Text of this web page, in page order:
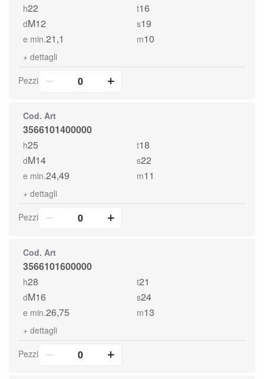
h22 t16
dM12 s19
e min.21,1 m10
+ dettagli
Pezzi
Cod. Art
3566101400000
h25 t18
dM14 s22
e min.24,49 m11
+ dettagli
Pezzi
Cod. Art
3566101600000
h28 t21
dM16 s24
e min.26,75 m13
+ dettagli
Pezzi